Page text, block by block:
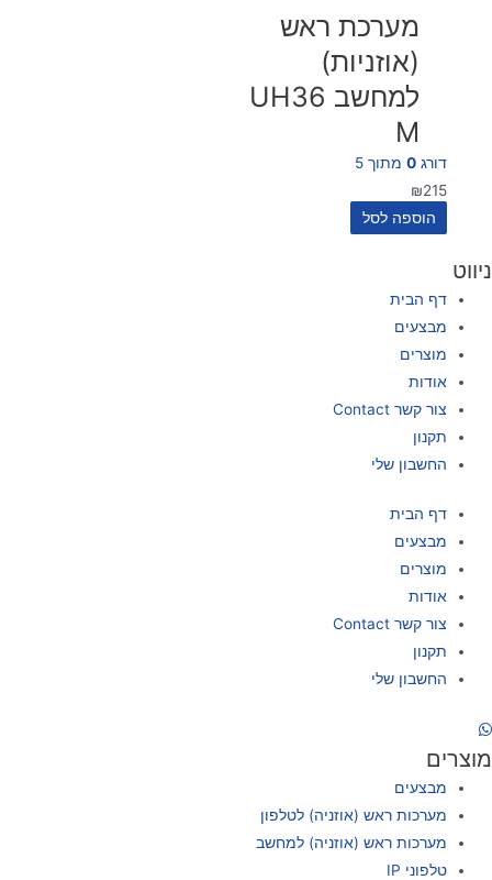
מערכת ראש
(אוזניות)
למחשב UH36
M
דורג0 מתוך 5
₪215
הוספה לסל
ניווט
דף הבית
מבצעים
מוצרים
אודות
צור קשר Contact
תקנון
החשבון שלי
דף הבית
מבצעים
מוצרים
אודות
צור קשר Contact
תקנון
החשבון שלי
מוצרים
מבצעים
מערכות ראש (אוזניה) לטלפון
מערכות ראש (אוזניה) למחשב
טלפוני IP